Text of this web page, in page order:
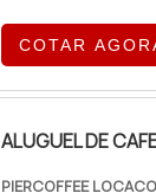
COTAR
ALUGUEL DE
PIERCOFFEE